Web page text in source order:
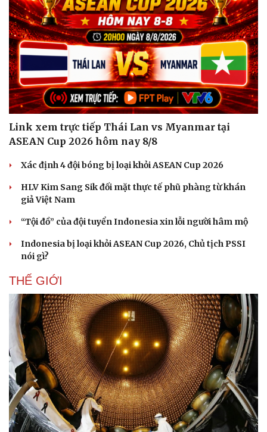
Văn học
Âm nhạc
Di sản
Thời trang
Sao Việt
Link xem trực tiếp Thái Lan vs Myanmar tại
ASEAN Cup 2026 hôm nay 8/8
Xác định 4 đội bóng bị loại khỏi ASEAN Cup 2026
HLV Kim Sang Sik đối mặt thực tế phũ phàng từ khán
giả Việt Nam
“Tội đồ” của đội tuyển Indonesia xin lỗi người hâm mộ
Indonesia bị loại khỏi ASEAN Cup 2026, Chủ tịch PSSI
nói gì?
THẾ GIỚI